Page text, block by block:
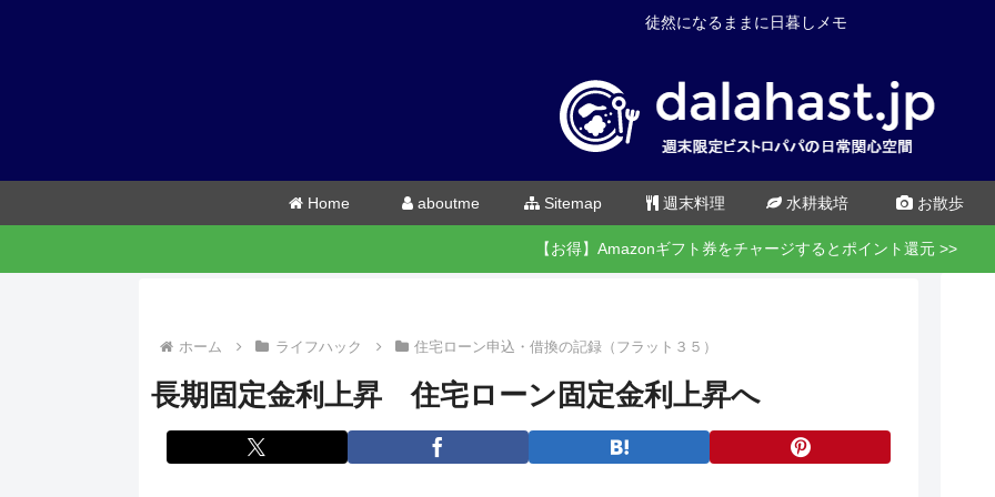
徒然になるままに日暮しメモ
Home aboutme Sitemap 週末料理 水耕栽培 お散歩
【お得】Amazonギフト券をチャージするとポイント還元 >>
ホーム ライフハック 住宅ローン申込・借換の記録（フラット３５）
長期固定金利上昇 住宅ローン固定金利上昇へ